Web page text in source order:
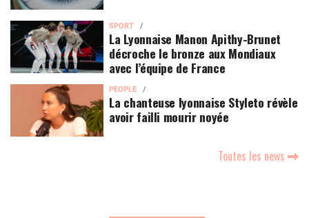
SPORT
La Lyonnaise Manon Apithy-Brunet
décroche le bronze aux Mondiaux
avec l’équipe de France
PEOPLE
La chanteuse lyonnaise Styleto révèle
avoir failli mourir noyée
Toutes les news